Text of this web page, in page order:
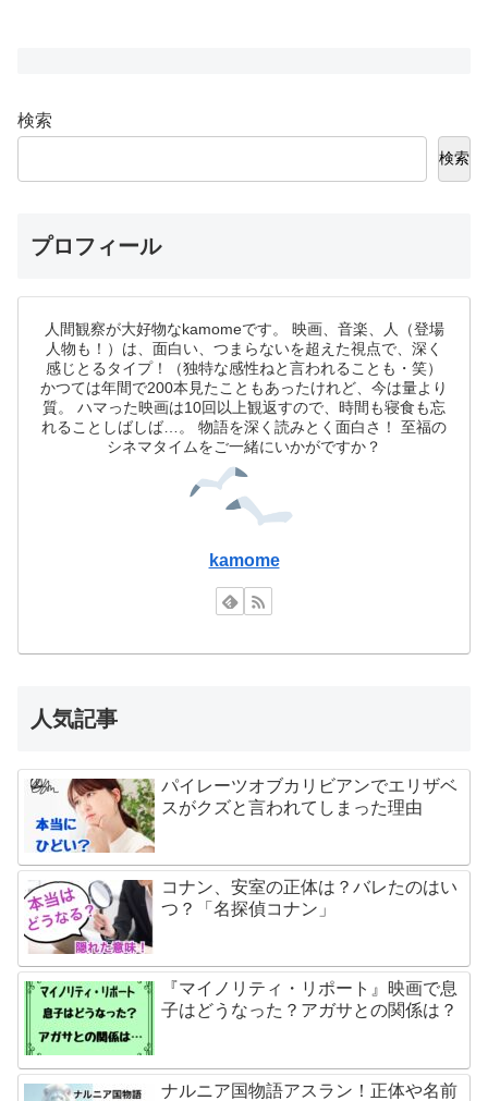
検索
検索
プロフィール
人間観察が大好物なkamomeです。 映画、音楽、人（登場
人物も！）は、面白い、つまらないを超えた視点で、深く
感じとるタイプ！（独特な感性ねと言われることも・笑）
かつては年間で200本見たこともあったけれど、今は量より
質。 ハマった映画は10回以上観返すので、時間も寝食も忘
れることしばしば…。 物語を深く読みとく面白さ！ 至福の
シネマタイムをご一緒にいかがですか？
kamome
人気記事
パイレーツオブカリビアンでエリザベ
スがクズと言われてしまった理由
コナン、安室の正体は？バレたのはい
つ？「名探偵コナン」
『マイノリティ・リポート』映画で息
子はどうなった？アガサとの関係は？
ナルニア国物語アスラン！正体や名前